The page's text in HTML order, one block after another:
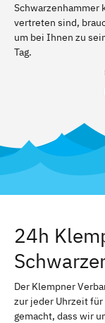
Schwarzenhammer
vertreten sind,
um bei Ihnen zu
Tag.
24h
Der Klempner
zur jeder Uhrzeit für
gemacht, dass wir